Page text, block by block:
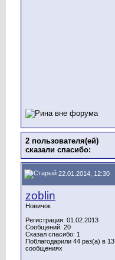
2 пользователя(ей)
сказали cпасибо:
22.01.2014, 12:30
zoblin
Новичок
Регистрация: 01.02.2013
Сообщений: 20
Сказал спасибо: 1
Поблагодарили 44 раз(а) в 13
сообщениях